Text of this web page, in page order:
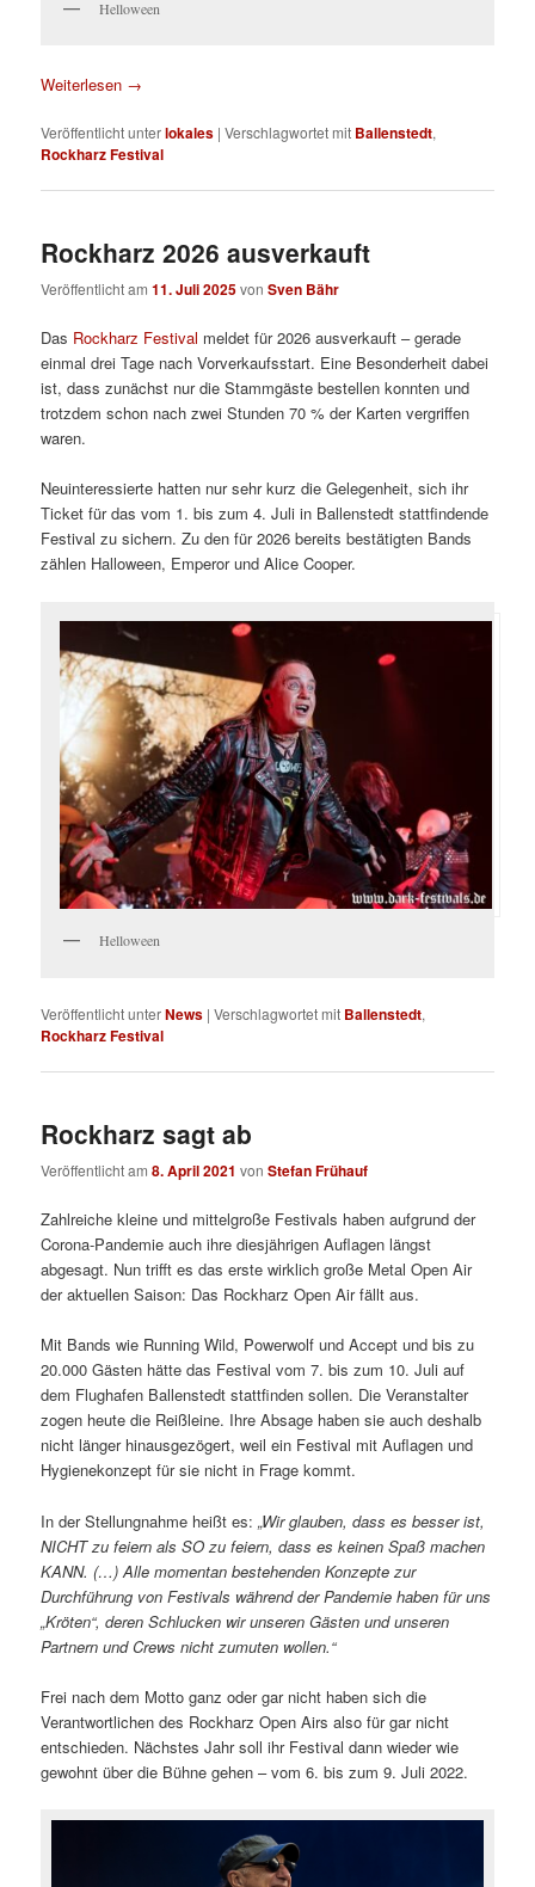
Helloween
Weiterlesen →
Veröffentlicht unterlokales |Verschlagwortet mit Ballenstedt,
Rockharz Festival
Rockharz 2026 ausverkauft
Veröffentlicht am11. Juli 2025vonSven Bähr
Das Rockharz Festival meldet für 2026 ausverkauft – gerade
einmal drei Tage nach Vorverkaufsstart. Eine Besonderheit dabei
ist, dass zunächst nur die Stammgäste bestellen konnten und
trotzdem schon nach zwei Stunden 70 % der Karten vergriffen
waren.
Neuinteressierte hatten nur sehr kurz die Gelegenheit, sich ihr
Ticket für das vom 1. bis zum 4. Juli in Ballenstedt stattfindende
Festival zu sichern. Zu den für 2026 bereits bestätigten Bands
zählen Halloween, Emperor und Alice Cooper.
Helloween
Veröffentlicht unterNews |Verschlagwortet mit Ballenstedt,
Rockharz Festival
Rockharz sagt ab
Veröffentlicht am8. April 2021 vonStefan Frühauf
Zahlreiche kleine und mittelgroße Festivals haben aufgrund der
Corona-Pandemie auch ihre diesjährigen Auflagen längst
abgesagt. Nun trifft es das erste wirklich große Metal Open Air
der aktuellen Saison: Das Rockharz Open Air fällt aus.
Mit Bands wie Running Wild, Powerwolf und Accept und bis zu
20.000 Gästen hätte das Festival vom 7. bis zum 10. Juli auf
dem Flughafen Ballenstedt stattfinden sollen. Die Veranstalter
zogen heute die Reißleine. Ihre Absage haben sie auch deshalb
nicht länger hinausgezögert, weil ein Festival mit Auflagen und
Hygienekonzept für sie nicht in Frage kommt.
In der Stellungnahme heißt es:„Wir glauben, dass es besser ist,
NICHT zu feiern als SO zu feiern, dass es keinen Spaß machen
KANN. (…) Alle momentan bestehenden Konzepte zur
Durchführung von Festivals während der Pandemie haben für uns
„Kröten“, deren Schlucken wir unseren Gästen und unseren
Partnern und Crews nicht zumuten wollen.“
Frei nach dem Motto ganz oder gar nicht haben sich die
Verantwortlichen des Rockharz Open Airs also für gar nicht
entschieden. Nächstes Jahr soll ihr Festival dann wieder wie
gewohnt über die Bühne gehen – vom 6. bis zum 9. Juli 2022.